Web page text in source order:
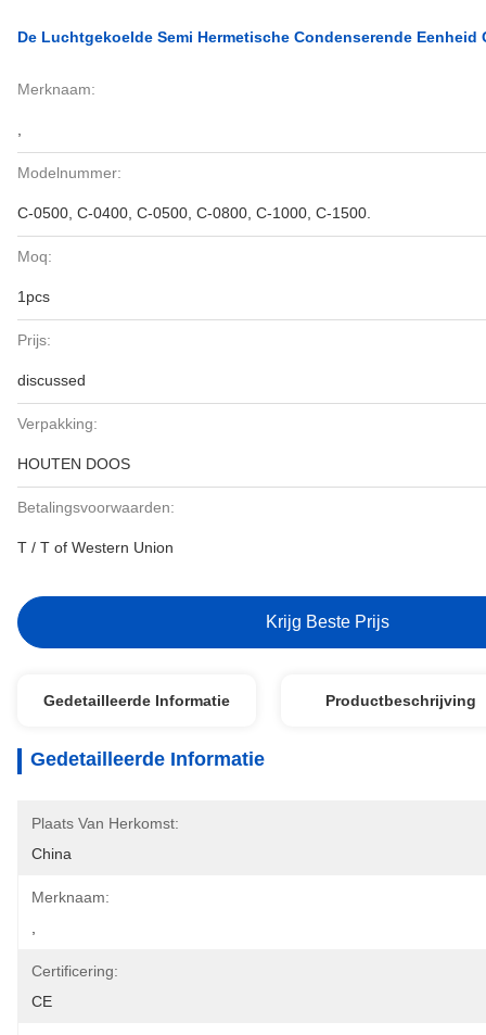
De Luchtgekoelde Semi Hermetische Condenserende Eenheid
Merknaam:
Modelnummer:
C-0500, C-0400, C-0500, C-0800, C-1000, C-1500.
Moq:
1pcs
Prijs:
discussed
Verpakking:
HOUTEN DOOS
Betalingsvoorwaarden:
T / T of Western Union
Krijg Beste Prijs
Gedetailleerde Informatie Productbeschrijving
Gedetailleerde Informatie
Plaats Van Herkomst:
China
Merknaam:
Certificering:
CE